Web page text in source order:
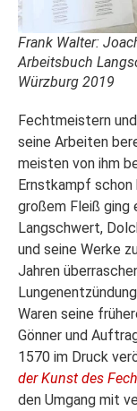
Frank Walter:
Arbeitsbuch
Würzburg 2019
Fechtmeistern
seine Arbeiten
meisten von ihm
Ernstkampf
großem Fleiß ging
Langschwert,
und seine Werke
Jahren
Waren seine
Gönner und
1570 im Druck
der Kunst des
den Umgang mit